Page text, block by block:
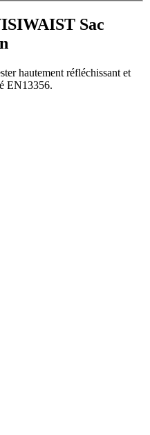
Sac
hautement réfléchissant et
EN13356.